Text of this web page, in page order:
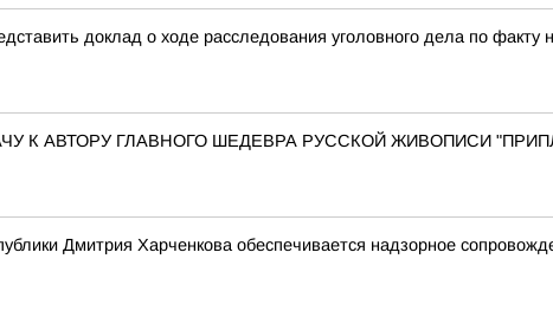
доклад о ходе расследования уголовного дела по
К АВТОРУ ГЛАВНОГО ШЕДЕВРА РУССКОЙ ЖИВОПИСИ
Дмитрия Харченкова обеспечивается надзорное